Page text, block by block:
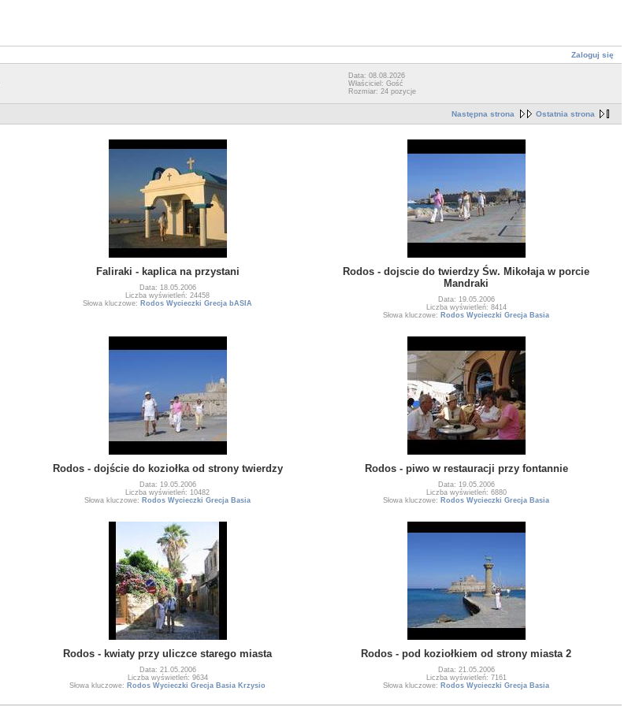
Zaloguj się
Data: 08.08.2026
Właściciel: Gość
Rozmiar: 24 pozycje
Następna strona Ostatnia strona
Faliraki - kaplica na przystani
Data: 18.05.2006
Liczba wyświetleń: 24458
Słowa kluczowe: Rodos Wycieczki Grecja bASIA
Rodos - dojscie do twierdzy Św. Mikołaja w porcie
Mandraki
Data: 19.05.2006
Liczba wyświetleń: 8414
Słowa kluczowe: Rodos Wycieczki Grecja Basia
Rodos - dojście do koziołka od strony twierdzy
Data: 19.05.2006
Liczba wyświetleń: 10482
Słowa kluczowe: Rodos Wycieczki Grecja Basia
Rodos - piwo w restauracji przy fontannie
Data: 19.05.2006
Liczba wyświetleń: 6880
Słowa kluczowe: Rodos Wycieczki Grecja Basia
Rodos - kwiaty przy uliczce starego miasta
Data: 21.05.2006
Liczba wyświetleń: 9634
Słowa kluczowe: Rodos Wycieczki Grecja Basia Krzysio
Rodos - pod koziołkiem od strony miasta 2
Data: 21.05.2006
Liczba wyświetleń: 7161
Słowa kluczowe: Rodos Wycieczki Grecja Basia